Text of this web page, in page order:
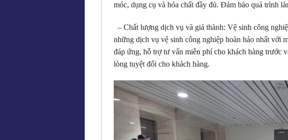
móc, dụng cụ và hóa chất đầy đủ. Đảm bảo quá trình
– Chất lượng dịch vụ và giá thành: Vệ sinh công
những dịch vụ vệ sinh công nghiệp hoàn hảo nhất với
đáp ứng, hỗ trợ tư vấn miễn phí cho khách hàng trước
lòng tuyệt đối cho khách hàng.